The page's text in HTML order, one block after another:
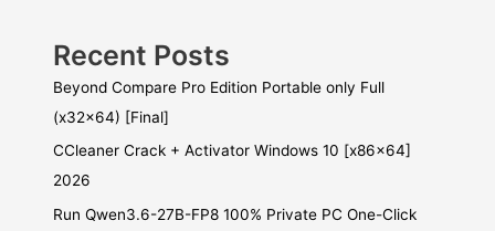
Recent Posts
Beyond Compare Pro Edition Portable only Full
(x32x64) [Final]
CCleaner Crack + Activator Windows 10 [x86x64]
2026
Run Qwen3.6-27B-FP8 100% Private PC One-Click